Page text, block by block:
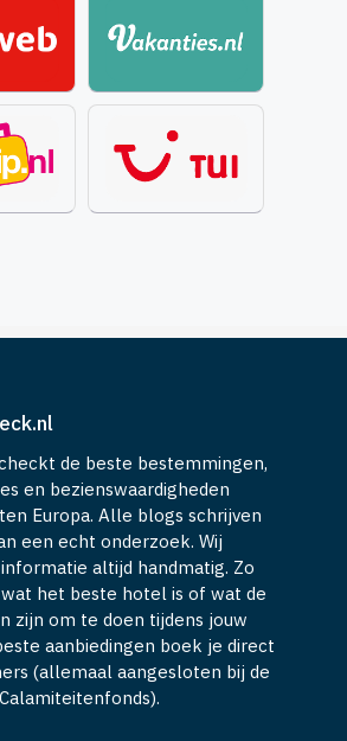
de beste bestemmingen,
en bezienswaardigheden
Europa. Alle blogs schrijven
een echt onderzoek. Wij
altijd handmatig. Zo
het beste hotel is of wat de
zijn om te doen tijdens jouw
aanbiedingen boek je direct
(allemaal aangesloten bij de
Calamiteitenfonds).